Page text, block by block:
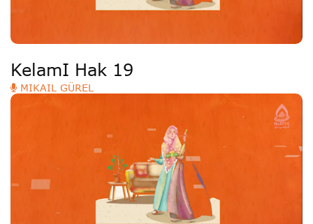
KelamI Hak 19
MIKAIL GÜREL